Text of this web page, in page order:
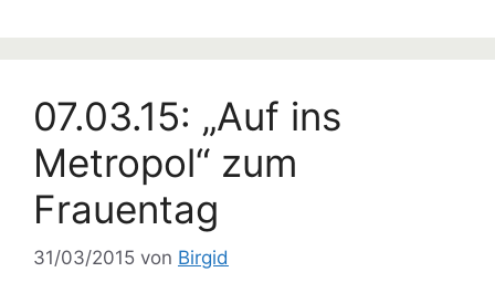
07.03.15: „Auf ins
Metropol“ zum
Frauentag
31/03/2015 von Birgid